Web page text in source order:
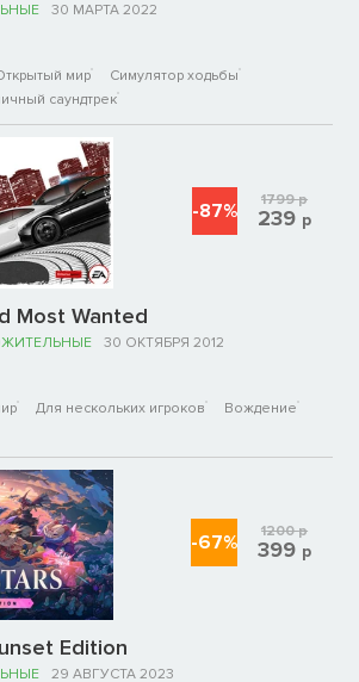
30 МАРТА 2022
мир
Симулятор ходьбы
саундтрек
Most Wanted
30 ОКТЯБРЯ 2012
Для нескольких игроков
Вождение
-87% 1799р
239 р
Edition
29 АВГУСТА 2023
-67% 1200р
399 р